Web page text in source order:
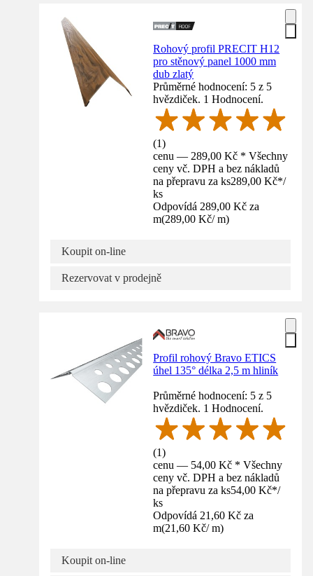
Rohový profil PRECIT H12
pro stěnový panel 1000 mm
dub zlatý
Průměrné hodnocení: 5 z 5
hvězdiček. 1 Hodnocení.
(1)
cenu — 289,00 Kč * Všechny
ceny vč. DPH a bez nákladů
na přepravu za ks289,00 Kč*/
ks
Odpovídá 289,00 Kč za
m(289,00 Kč/ m)
Koupit on-line
Rezervovat v prodejně
Profil rohový Bravo ETICS
úhel 135° délka 2,5 m hliník
Průměrné hodnocení: 5 z 5
hvězdiček. 1 Hodnocení.
(1)
cenu — 54,00 Kč * Všechny
ceny vč. DPH a bez nákladů
na přepravu za ks54,00 Kč*/
ks
Odpovídá 21,60 Kč za
m(21,60 Kč/ m)
Koupit on-line